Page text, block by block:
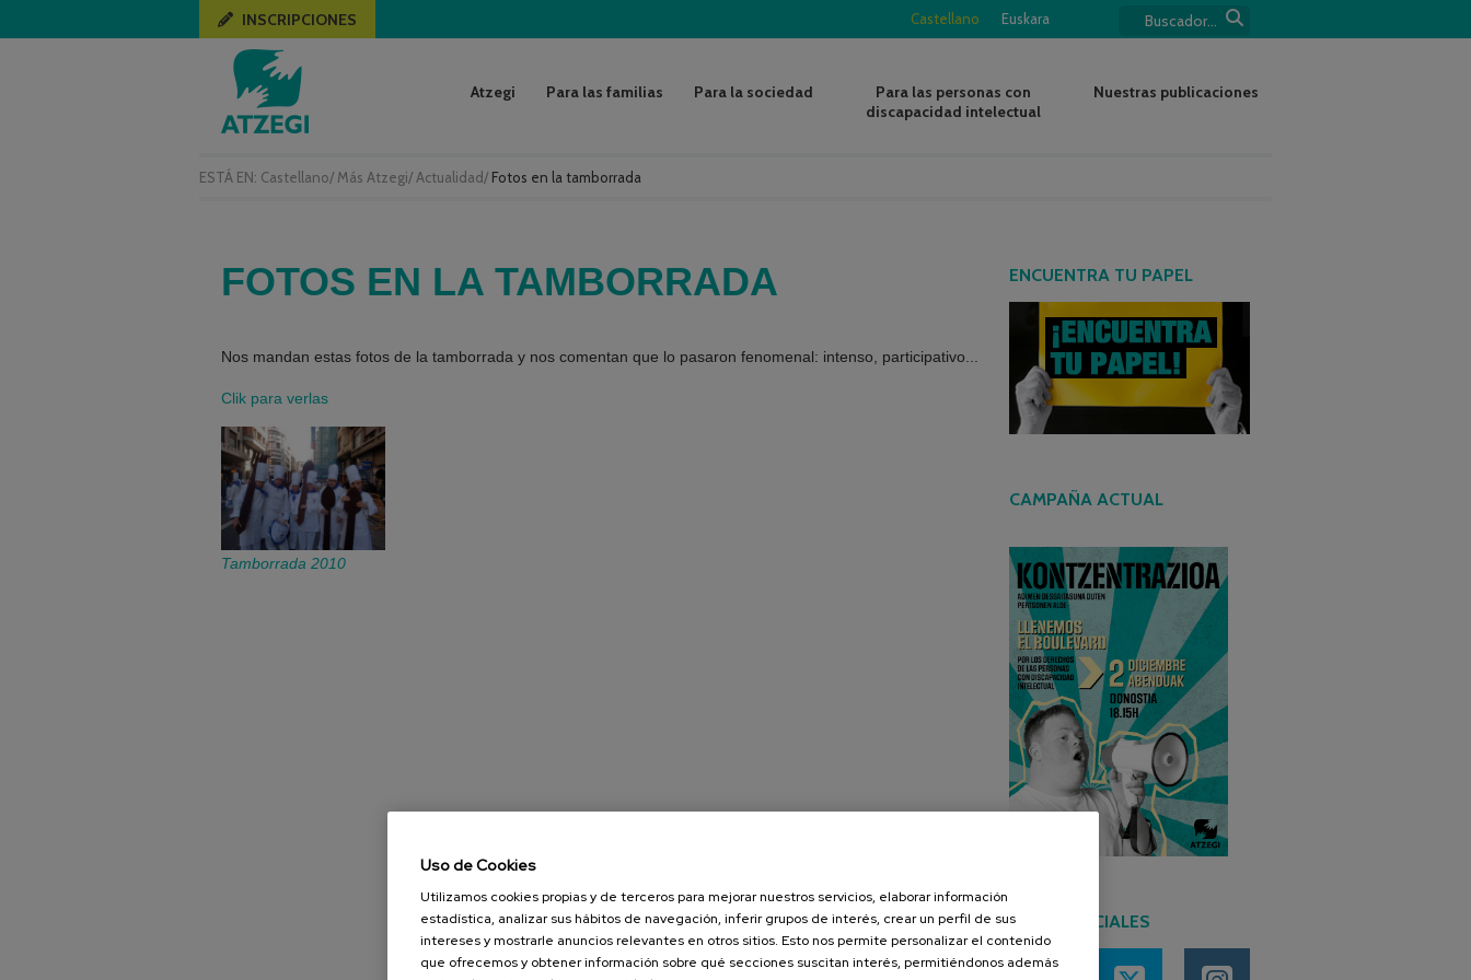
ESTÁ EN: Castellano/ Más Atzegi/ Actualidad/ Fotos en la tamborrada
Castellano Euskara
INSCRIPCIONES
Atzegi Para las familias Para la sociedad
Para las personas con
discapacidad intelectual
Nuestras publicaciones
FOTOS EN LA TAMBORRADA
Nos mandan estas fotos de la tamborrada y nos comentan que lo pasaron fenomenal: intenso, participativo...
Clik para verlas
Tamborrada 2010
ENCUENTRA TU PAPEL
CAMPAÑA ACTUAL
REDES SOCIALES
Uso de Cookies
Utilizamos cookies propias y de terceros para mejorar nuestros servicios, elaborar información
estadística, analizar sus hábitos de navegación, inferir grupos de interés, crear un perfil de sus
intereses y mostrarle anuncios relevantes en otros sitios. Esto nos permite personalizar el contenido
que ofrecemos y obtener información sobre qué secciones suscitan interés, permitiéndonos además